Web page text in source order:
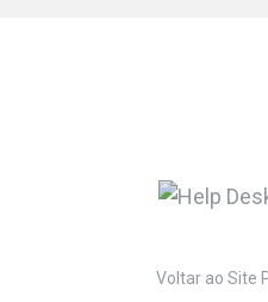
Voltar ao Site